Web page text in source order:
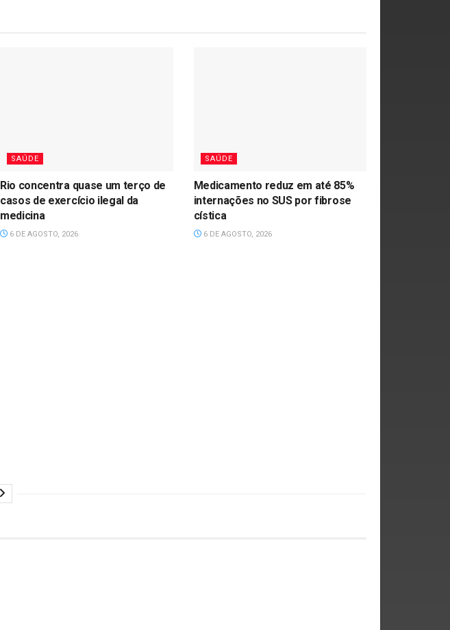
SAÚDE
Rio concentra quase um terço de
casos de exercício ilegal da
medicina
6 DE AGOSTO, 2026
SAÚDE
Medicamento reduz em até 85%
internações no SUS por fibrose
cística
6 DE AGOSTO, 2026